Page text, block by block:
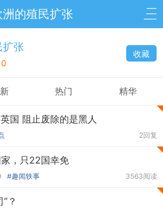
洲的殖民扩张
扩张
0
收藏
热门 精华
国 阻止废除的是黑人
2回复
，只22国幸免
#趣闻轶事 3563阅读
？